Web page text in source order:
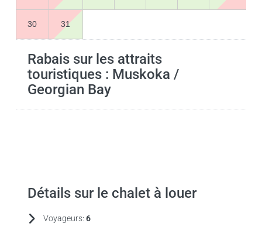
30 31
Rabais sur les attraits
touristiques : Muskoka /
Georgian Bay
Détails sur le chalet à louer
Voyageurs: 6